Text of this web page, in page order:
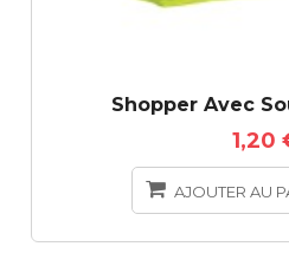
Shopper Avec
1,20
AJOUTER AU